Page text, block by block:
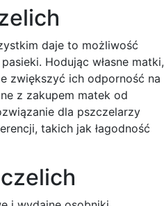
daje to możliwość
Hodując własne matki,
zwiększyć ich odporność na
z zakupem matek od
dla pszczelarzy
takich jak łagodność